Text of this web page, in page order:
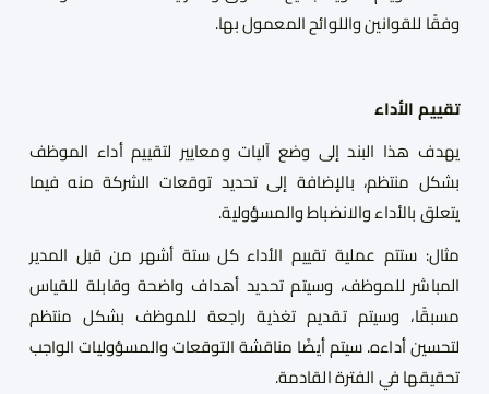
وفقًا للقوانين واللوائح المعمول بها.
تقييم الأداء
يهدف هذا البند إلى وضع آليات ومعايير لتقييم أداء الموظف
بشكل منتظم، بالإضافة إلى تحديد توقعات الشركة منه فيما
يتعلق بالأداء والانضباط والمسؤولية.
مثال: ستتم عملية تقييم الأداء كل ستة أشهر من قبل المدير
المباشر للموظف، وسيتم تحديد أهداف واضحة وقابلة للقياس
مسبقًا، وسيتم تقديم تغذية راجعة للموظف بشكل منتظم
لتحسين أداءه. سيتم أيضًا مناقشة التوقعات والمسؤوليات الواجب
تحقيقها في الفترة القادمة.